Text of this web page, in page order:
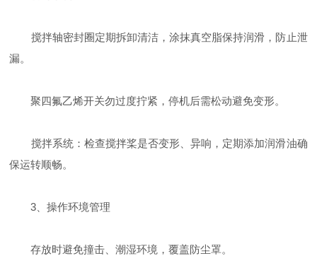
搅拌轴密封圈定期拆卸清洁，涂抹真空脂保持润滑，防止泄
漏。
聚四氟乙烯开关勿过度拧紧，停机后需松动避免变形。
‌搅拌系统‌：检查搅拌桨是否变形、异响，定期添加润滑油确
保运转顺畅。
‌3、操作环境管理‌
存放时避免撞击、潮湿环境，覆盖防尘罩。